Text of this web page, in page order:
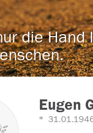
die Hand
Eugen